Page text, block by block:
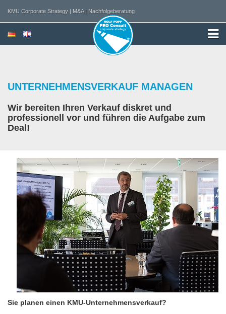
KMU Corporate Strategy | M&A | Nachfolgeberatung
UNTERNEHMENSVERKAUF MANAGEN
Wir bereiten Ihren Verkauf diskret und
professionell vor und führen die Aufgabe zum
Deal!
Sie planen einen KMU-Unternehmensverkauf?